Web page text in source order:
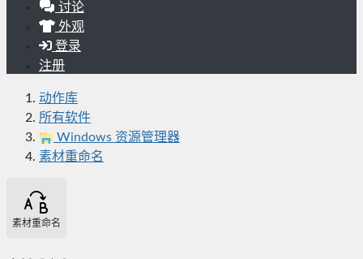
讨论
外观
登录
注册
动作库
所有软件
Windows 资源管理器
素材重命名
素材重命名